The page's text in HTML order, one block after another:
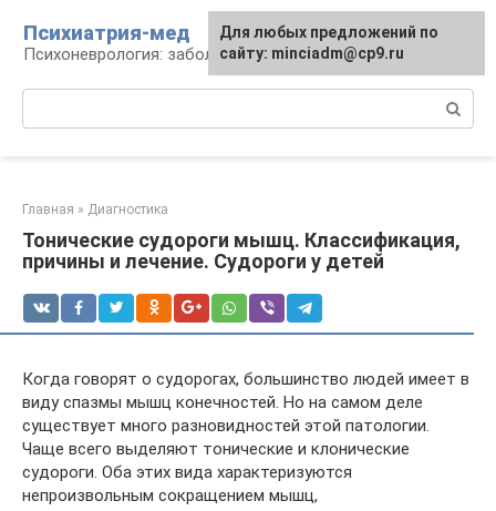
контенту
Психиатрия-мед
Психоневрология: заболевания и терапия
Главная » Диагностика
Тонические судороги мышц. Классификация,
причины и лечение. Судороги у детей
Когда говорят о судорогах, большинство людей имеет в
виду спазмы мышц конечностей. Но на самом деле
существует много разновидностей этой патологии.
Чаще всего выделяют тонические и клонические
судороги. Оба этих вида характеризуются
непроизвольным сокращением мышц,
Для любых предложений по
сайту: minciadm@cp9.ru